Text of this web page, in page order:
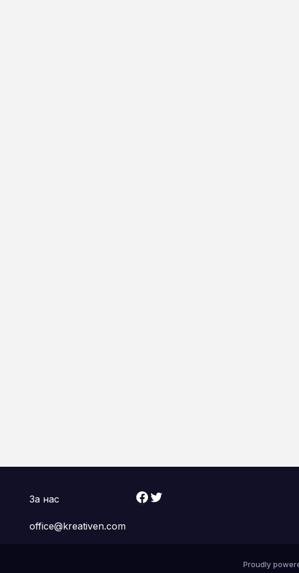
За нас
office@kreativen.com
Facebook Twitter
Proudly